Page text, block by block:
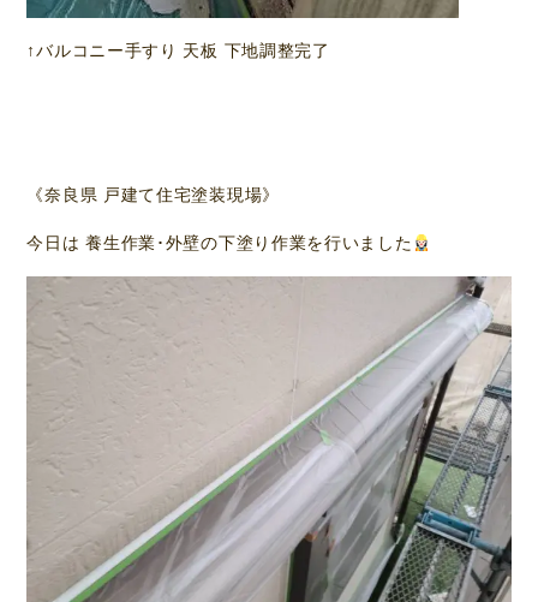
↑バルコニー手すり 天板 下地調整完了
《奈良県 戸建て住宅塗装現場》
今日は 養生作業･外壁の下塗り作業を行いました